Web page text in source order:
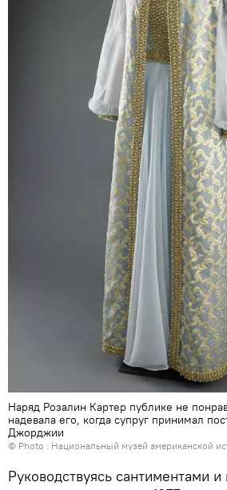
Наряд Розалин Картер публике не
надевала его, когда супруг принимал
Джорджии
© Photo : Национальный музей американской
Руководствуясь сантиментами и